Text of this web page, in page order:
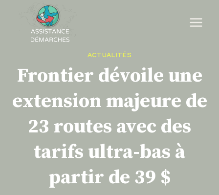
content
ACTUALITÉS
Frontier dévoile une
extension majeure de
23 routes avec des
tarifs ultra-bas à
partir de 39 $